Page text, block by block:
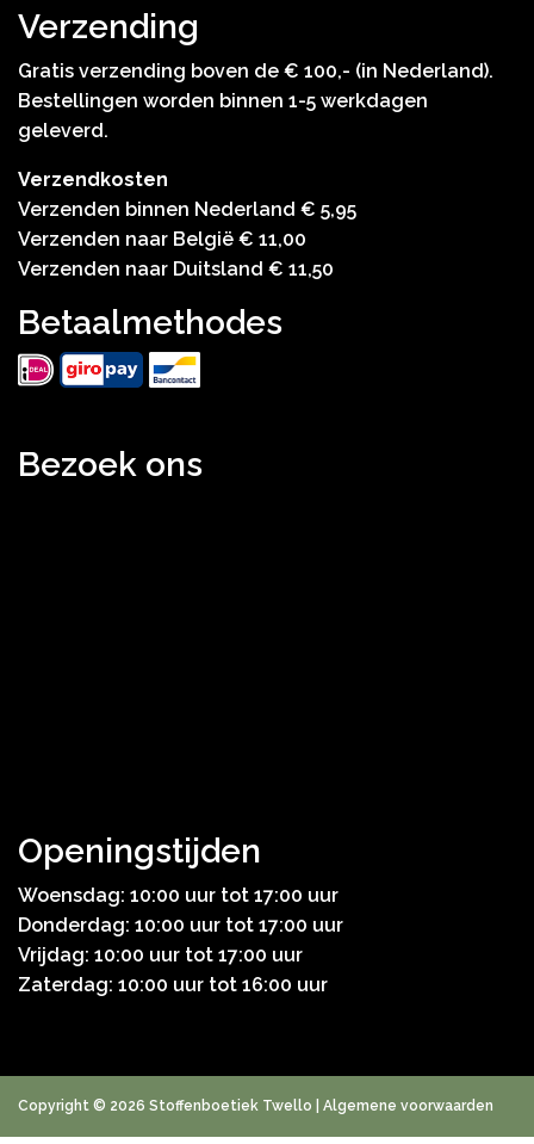
Verzending
Gratis verzending boven de € 100,- (in Nederland).
Bestellingen worden binnen 1-5 werkdagen
geleverd.
Verzendkosten
Verzenden binnen Nederland € 5,95
Verzenden naar België € 11,00
Verzenden naar Duitsland € 11,50
Betaalmethodes
Bezoek ons
Openingstijden
Woensdag: 10:00 uur tot 17:00 uur
Donderdag: 10:00 uur tot 17:00 uur
Vrijdag: 10:00 uur tot 17:00 uur
Zaterdag: 10:00 uur tot 16:00 uur
Copyright © 2026 Stoffenboetiek Twello | Algemene voorwaarden